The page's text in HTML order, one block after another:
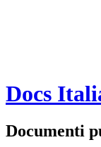
Docs
Documenti